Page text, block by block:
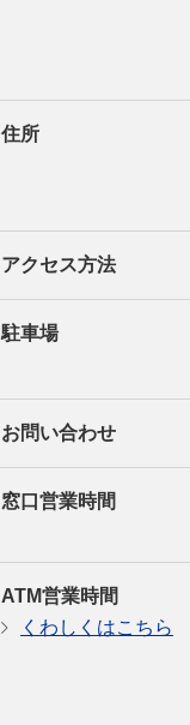
住所
アクセス方法
駐車場
お問い合わせ
窓口営業時間
ATM営業時間
くわしくはこちら